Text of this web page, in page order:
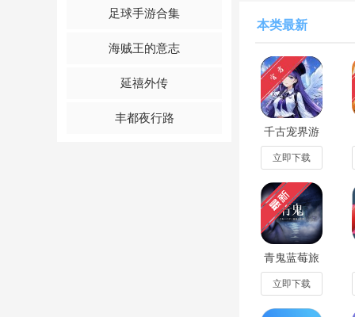
足球手游合集
海贼王的意志
延禧外传
丰都夜行路
屁股肉音游第八
进到第六章，打这
本类最新
千古宠界游
戏软件1.0.0
最新版
立即下载
青鬼蓝莓旅
馆之谜正版
安装包
357d7d9
立即下载